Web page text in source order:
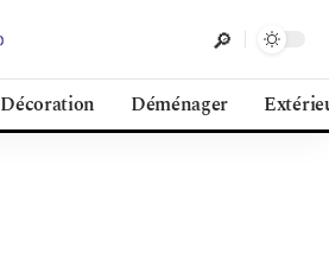
Décoration Déménager